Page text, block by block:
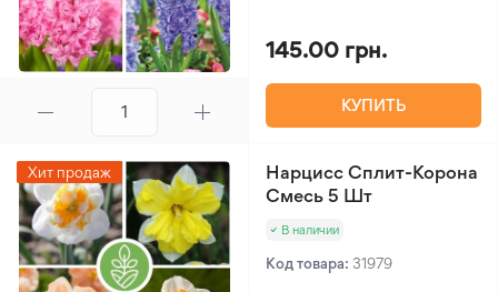
145.00 грн.
КУПИТЬ
Хит продаж
Нарцисс Сплит-Корона
Смесь 5 Шт
В наличии
Код товара: 31979